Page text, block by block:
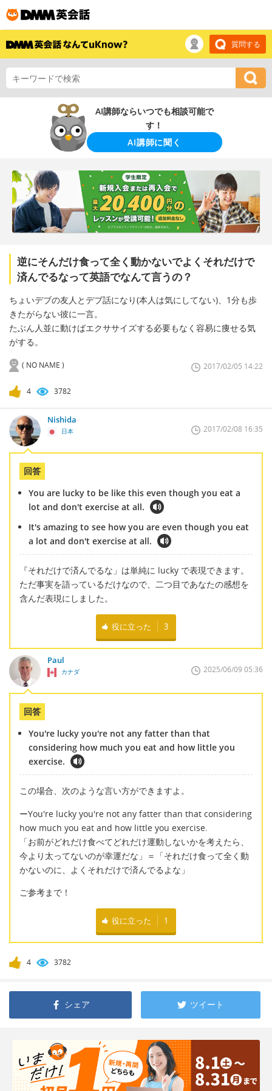
質問する
AI講師ならいつでも相談可能で
す！
AI講師に聞く
逆にそんだけ食って全く動かないでよくそれだけで
済んでるなって英語でなんて言うの？
ちょいデブの友人とデブ話になり(本人は気にしてない)、1分も歩
きたがらない彼に一言。
たぶん人並に動けばエクササイズする必要もなく容易に痩せる気
がする。
( NO NAME ) 2017/02/05 14:22
4 3782
Nishida
日本 2017/02/08 16:35
回答
You are lucky to be like this even though you eat a
lot and don't exercise at all.
It's amazing to see how you are even though you eat
a lot and don't exercise at all.
『それだけで済んでるな」は単純に lucky で表現できます。
ただ事実を語っているだけなので、二つ目であなたの感想を
含んだ表現にしました。
役に立った 3
Paul
カナダ 2025/06/09 05:36
回答
You're lucky you're not any fatter than that
considering how much you eat and how little you
exercise.
この場合、次のような言い方ができますよ。
ーYou're lucky you're not any fatter than that considering
how much you eat and how little you exercise.
「お前がどれだけ食べてどれだけ運動しないかを考えたら、
今より太ってないのが幸運だな」＝「それだけ食って全く動
かないのに、よくそれだけで済んでるよな」
ご参考まで！
役に立った 1
4 3782
シェア ツイート